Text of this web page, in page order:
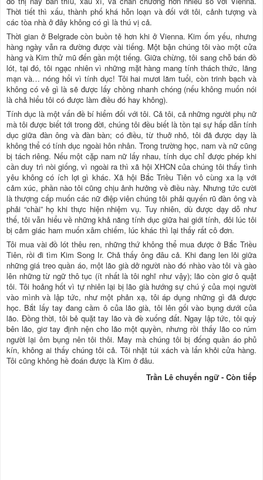
Thời tiết thì xấu, thành phố khá hỗn loạn và đối với tôi, cảnh tượng và
các tòa nhà ở đây không có gì là thú vị cả.
Thời gian ở Belgrade còn buồn tẻ hơn khi ở Vienna. Kim ốm yếu, nhưng
hàng ngày vẫn ra đường được vài tiếng. Một bận chúng tôi vào một cửa
hàng và Kim thử mũ đến gần một tiếng. Giữa chừng, tôi sang chỗ bán đồ
lót, tại đó, tôi ngạc nhiên vì những mặt hàng mang tính thách thức, lãng
mạn và… nóng hổi vì tính dục! Tôi hai mươi lăm tuổi, còn trinh bạch và
không có vẻ gì là sẽ được lấy chồng nhanh chóng (nếu không muốn nói
là chả hiểu tôi có được làm điều đó hay không).
Tính dục là một vấn đề bí hiểm đối với tôi. Cả tôi, cả những người phụ nữ
mà tôi được biết tới trong đời, chúng tôi đều biết là tồn tại sự hấp dẫn tính
dục giữa đàn ông và đàn bàn; có điều, từ thuở nhỏ, tôi đã được dạy là
không thể có tính dục ngoài hôn nhân. Trong trường học, nam và nữ cũng
bị tách riêng. Nếu một cặp nam nữ lấy nhau, tính dục chỉ được phép khi
cần duy trì nòi giống, vì ngoài ra thì xã hội XHCN của chúng tôi thấy tình
yêu không có ích lợi gì khác. Xã hội Bắc Triều Tiên vô cùng xa lạ với
cảm xúc, phần nào tôi cũng chịu ảnh hưởng về điều này. Nhưng tức cười
là thượng cấp muốn các nữ điệp viên chúng tôi phải quyến rũ đàn ông và
phải “chài” họ khi thực hiện nhiệm vụ. Tuy nhiên, dù được dạy dỗ như
thế, tôi vẫn hiểu về những khả năng tính dục giữa hai giới tính, đôi lúc tôi
bị cảm giác ham muốn xâm chiếm, lúc khác thì lại thấy rất cô đơn.
Tôi mua vài đồ lót thêu ren, những thứ không thể mua được ở Bắc Triều
Tiên, rồi đi tìm Kim Song Ir. Chả thấy ông đâu cả. Khi đang len lỏi giữa
những giá treo quần áo, một lão già dở người nào đó nhào vào tôi và gào
lên những từ ngữ thô tục (ít nhất là tôi nghĩ như vậy); lão còn giơ ô quật
tôi. Tôi hoảng hốt vì tự nhiên lại bị lão già hướng sự chú ý của mọi người
vào mình và lập tức, như một phản xạ, tôi áp dụng những gì đã được
học. Bắt lấy tay đang cầm ô của lão già, tôi lên gối vào bụng dưới của
lão. Đồng thời, tôi bẻ quặt tay lão và đè xuống đất. Ngay lập tức, tôi quỳ
bên lão, giơ tay định nện cho lão một quyền, nhưng rồi thấy lão co rúm
người lại ôm bụng nên tôi thôi. May mà chúng tôi bị đống quần áo phủ
kín, không ai thấy chúng tôi cả. Tôi nhặt túi xách và lẩn khỏi cửa hàng.
Tôi cũng không hề đoán được là Kim ở đâu.
Trần Lê chuyển ngữ - Còn tiếp